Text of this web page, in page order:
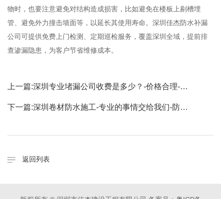
物时，也要注意避免对结构造成损害，比如避免在楼板上剔槽埋
管、避免外力撞击墙面等，以延长其使用寿命。深圳佳杰防水补漏
公司可提供免费上门检测、定期巡检服务，覆盖深圳全域，提前排
查渗漏隐患，为客户节省维修成本。
上一篇:深圳专业堵漏公司收费是多少？-价格合理-…
下一篇:深圳卷材防水施工-专业的事情交给我们-防…
返回列表